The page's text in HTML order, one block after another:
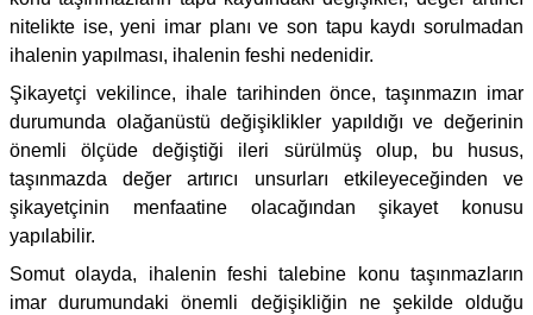
nitelikte ise, yeni imar planı ve son tapu kaydı sorulmadan
ihalenin yapılması, ihalenin feshi nedenidir.
Şikayetçi vekilince, ihale tarihinden önce, taşınmazın imar
durumunda olağanüstü değişiklikler yapıldığı ve değerinin
önemli ölçüde değiştiği ileri sürülmüş olup, bu husus,
taşınmazda değer artırıcı unsurları etkileyeceğinden ve
şikayetçinin menfaatine olacağından şikayet konusu
yapılabilir.
Somut olayda, ihalenin feshi talebine konu taşınmazların
imar durumundaki önemli değişikliğin ne şekilde olduğu